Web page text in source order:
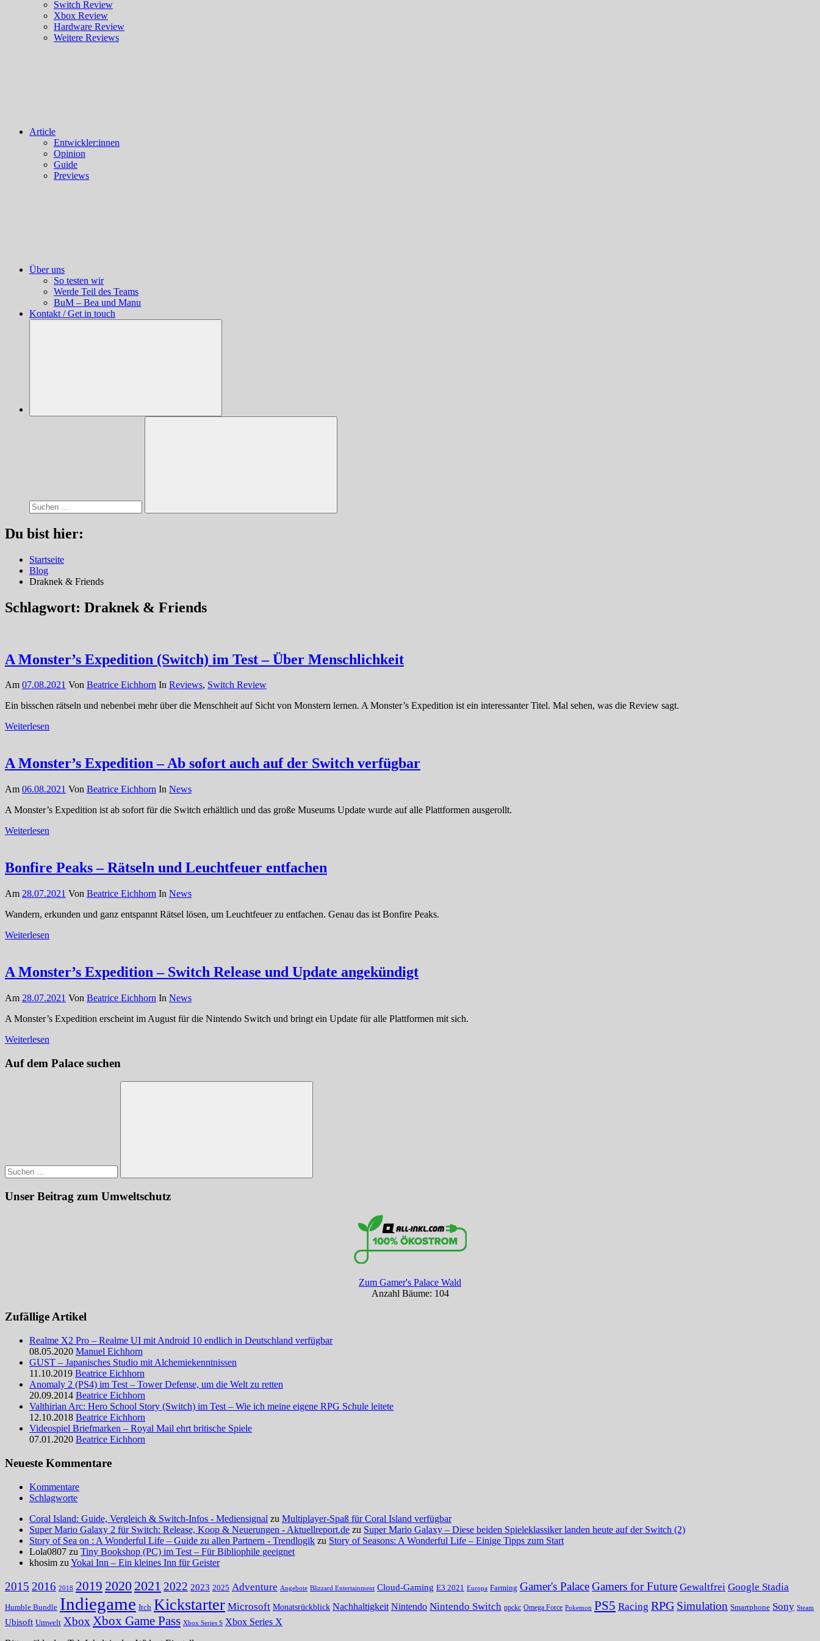
Switch Review
Xbox Review
Hardware Review
Weitere Reviews
Article
Entwickler:innen
Opinion
Guide
Previews
Über uns
So testen wir
Werde Teil des Teams
BuM – Bea und Manu
Kontakt / Get in touch
Suchen
Du bist hier:
Startseite
Blog
Draknek & Friends
Schlagwort: Draknek & Friends
A Monster’s Expedition (Switch) im Test – Über Menschlichkeit
Am 07.08.2021 Von Beatrice Eichhorn In Reviews, Switch Review
Ein bisschen rätseln und nebenbei mehr über die Menschheit auf Sicht von Monstern lernen. A Monster’s Expedition ist ein interessanter Titel. Mal sehen, was die Review sagt.
Weiterlesen
A Monster’s Expedition – Ab sofort auch auf der Switch verfügbar
Am 06.08.2021 Von Beatrice Eichhorn In News
A Monster’s Expedition ist ab sofort für die Switch erhältlich und das große Museums Update wurde auf alle Plattformen ausgerollt.
Weiterlesen
Bonfire Peaks – Rätseln und Leuchtfeuer entfachen
Am 28.07.2021 Von Beatrice Eichhorn In News
Wandern, erkunden und ganz entspannt Rätsel lösen, um Leuchtfeuer zu entfachen. Genau das ist Bonfire Peaks.
Weiterlesen
A Monster’s Expedition – Switch Release und Update angekündigt
Am 28.07.2021 Von Beatrice Eichhorn In News
A Monster’s Expedition erscheint im August für die Nintendo Switch und bringt ein Update für alle Plattformen mit sich.
Weiterlesen
Auf dem Palace suchen
Suchen
Unser Beitrag zum Umweltschutz
Zum Gamer's Palace Wald
Anzahl Bäume: 104
Zufällige Artikel
Realme X2 Pro – Realme UI mit Android 10 endlich in Deutschland verfügbar
08.05.2020 Manuel Eichhorn
GUST – Japanisches Studio mit Alchemiekenntnissen
11.10.2019 Beatrice Eichhorn
Anomaly 2 (PS4) im Test – Tower Defense, um die Welt zu retten
20.09.2014 Beatrice Eichhorn
Valthirian Arc: Hero School Story (Switch) im Test – Wie ich meine eigene RPG Schule leitete
12.10.2018 Beatrice Eichhorn
Videospiel Briefmarken – Royal Mail ehrt britische Spiele
07.01.2020 Beatrice Eichhorn
Neueste Kommentare
Kommentare
Schlagworte
Coral Island: Guide, Vergleich & Switch-Infos - Mediensignal zu Multiplayer-Spaß für Coral Island verfügbar
Super Mario Galaxy 2 für Switch: Release, Koop & Neuerungen - Aktuellreport.de zu Super Mario Galaxy – Diese beiden Spieleklassiker landen heute auf der Switch (2)
Story of Sea on : A Wonderful Life – Guide zu allen Partnern - Trendlogik zu Story of Seasons: A Wonderful Life – Einige Tipps zum Start
Lola0807 zu Tiny Bookshop (PC) im Test – Für Bibliophile geeignet
khosim zu Yokai Inn – Ein kleines Inn für Geister
2015 2016 2018 2019 2020 2021 2022 2023 2025 Adventure Angebote Blizzard Entertainment Cloud-Gaming E3 2021 Europa Farming Gamer's PalaceGamers for Future Gewaltfrei Google Stadia
Humble Bundle Indiegame Itch Kickstarter Microsoft Monatsrückblick Nachhaltigkeit Nintendo Nintendo Switch npckc Omega Force Pokemon PS5 Racing RPG Simulation Smartphone Sony Steam
Ubisoft Umwelt Xbox Xbox Game Pass Xbox Series S Xbox Series X